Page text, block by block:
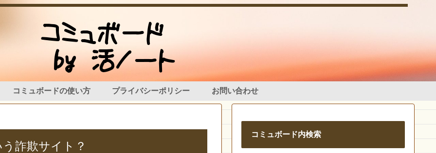
コミュボードの使い方 プライバシーポリシー お問い合わせ
詐欺サイト？
コミュボード内検索